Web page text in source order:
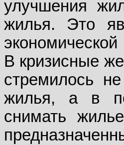
улучшения
жилья. Это
В кризисные
стремилось
жилья, а в
снимать